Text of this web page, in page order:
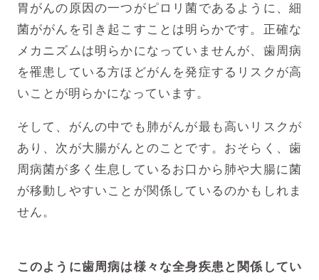
胃がんの原因の一つがピロリ菌であるように、細
菌ががんを引き起こすことは明らかです。 正確な
メカニズムは明らかになっていませんが、 歯周病
を罹患している方ほどがんを発症するリスクが高
いことが明らかになっています。
そして、がんの中でも肺がんが最も高いリスクが
あり、次が大腸がんとのことです。 おそらく、歯
周病菌が多く生息しているお口から肺や大腸に菌
が移動しやすいことが関係しているのかもしれま
せん。
このように歯周病は様々な全身疾患と関係してい